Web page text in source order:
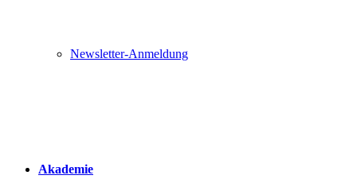
Newsletter-Anmeldung
Akademie